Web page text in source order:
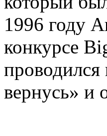
1996 году
конкурсе
вернусь» и